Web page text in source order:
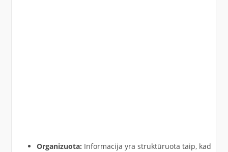
Organizuota: Informacija yra struktūruota taip, kad